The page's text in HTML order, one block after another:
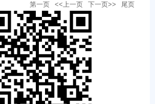
第一页 <<上一页 下一页>> 尾页